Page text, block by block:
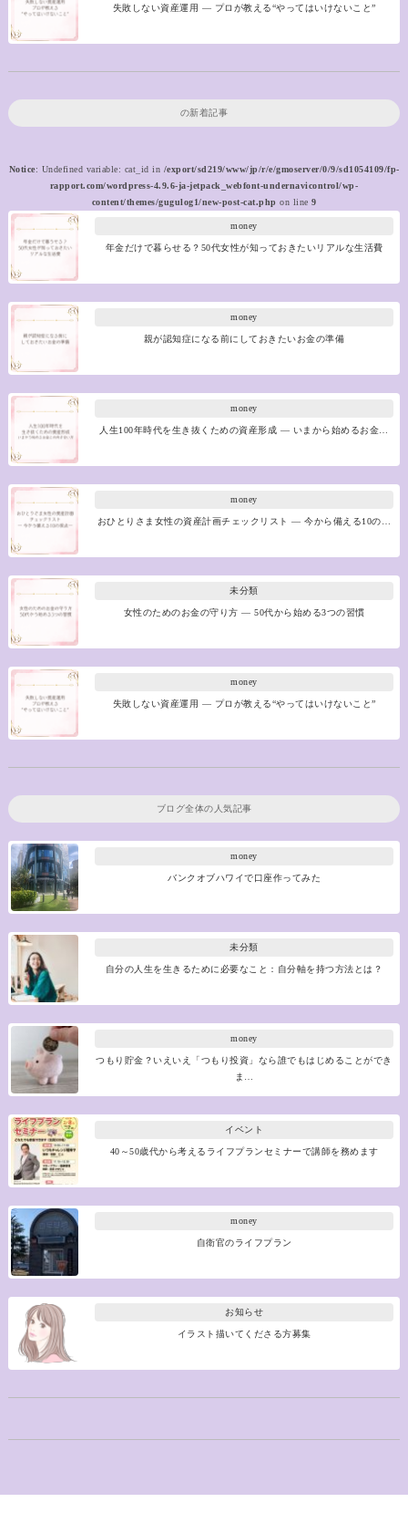
失敗しない資産運用 ― プロが教える“やってはいけないこと”
の新着記事
Notice: Undefined variable: cat_id in /export/sd219/www/jp/r/e/gmoserver/0/9/sd1054109/fp-
rapport.com/wordpress-4.9.6-ja-jetpack_webfont-undernavicontrol/wp-
content/themes/gugulog1/new-post-cat.php on line 9
money
年金だけで暮らせる？50代女性が知っておきたいリアルな生活費
money
親が認知症になる前にしておきたいお金の準備
money
人生100年時代を生き抜くための資産形成 ― いまから始めるお金…
money
おひとりさま女性の資産計画チェックリスト ― 今から備える10の…
未分類
女性のためのお金の守り方 ― 50代から始める3つの習慣
money
失敗しない資産運用 ― プロが教える“やってはいけないこと”
ブログ全体の人気記事
money
バンクオブハワイで口座作ってみた
未分類
自分の人生を生きるために必要なこと：自分軸を持つ方法とは？
money
つもり貯金？いえいえ「つもり投資」なら誰でもはじめることができ
ま…
イベント
40～50歳代から考えるライフプランセミナーで講師を務めます
money
自衛官のライフプラン
お知らせ
イラスト描いてくださる方募集